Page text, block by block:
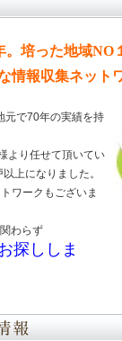
培った地域NO
情報収集ネット
で70年の実績を持
より任せて頂いてい
上になりました。
ワークもございま
わらず
探ししま